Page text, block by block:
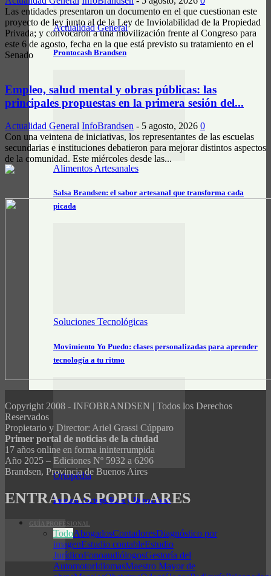
Actualidad General
Prontocash Brandsen
Alimentos Artesanales
Salsa Brandsen: el sabor artesanal que transforma cada
picada
Soluciones Tecnológicas
Movimiento Yo Puedo: clases personalizadas para aprender
tecnología a tu ritmo
Ortopédia
Insumos Ortopédicos y Deportivos
GUÍA PROFESIONAL
TodoAbogadosContadoresDiagnóstico por
imagenEstudio contableEstudio
JurídicoFonoaudiólogosGestoría del
AutomotorIdiomasMaestro Mayor de
Las entidades presentaron un documento en el que cuestionan este
proyecto de ley junto al de la Ley de Inviolabilidad de la Propiedad
Privada; y convocaron a una movilización frente al Congreso para
este 6 de agosto, fecha en la que está previsto su tratamiento en el
Senado
Empleo, salud mental y obras públicas: las
principales propuestas en la primera sesión del...
Actualidad General InfoBrandsen - 5 agosto, 2026 0
Con una veintena de iniciativas, los representantes de las escuelas
secundarias e instituciones debatieron para mejorar distintos aspectos
de la comunidad. Este miércoles desde las...
Copyright 2008 - INFOBRANDSEN | Todos los Derechos
Reservados
Propietario y Director: Ariel Grassi Cúpparo
Primer portal de noticias de la ciudad
17 años online en forma ininterrumpida
Año 2025 – Ediciones Nº 5932 a 6296
Brandsen, Provincia de Buenos Aires
ENTRADAS POPULARES